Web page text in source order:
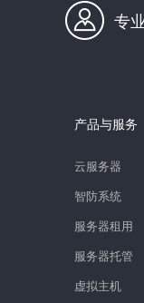
专
产品与服务
云服务器
智防系统
服务器租用
服务器托管
虚拟主机